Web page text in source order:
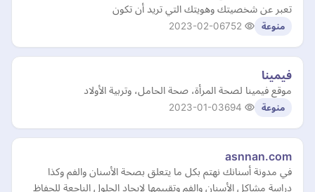
تعبر عن شخصيتك وهويتك التي تريد أن تكون
منوعة 2023-02-06
فيمينا
موقع فيمينا لصحة المرأة، صحة الحامل، وتربية الأولاد
منوعة 2023-01-03
asnnan.com
في مدونة أسنانك نهتم بكل ما يتعلق بصحة الأسنان والفم وكذا
دراسة مشاكل الأسنان والفم وتقييمها لإيجاد الحلول الناجعة للحفاظ